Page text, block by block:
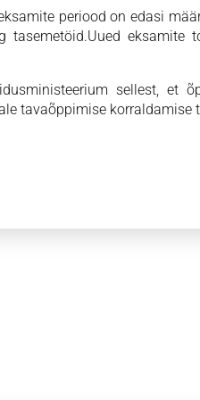
periood on edasi
eksamite
sellest, et
tavaõppimise korraldamise